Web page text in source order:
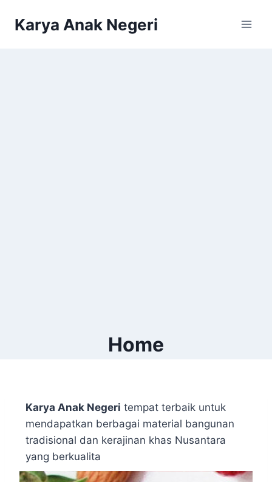
Karya Anak Negeri
Home
Karya Anak Negeri tempat terbaik untuk
mendapatkan berbagai material bangunan
tradisional dan kerajinan khas Nusantara
yang berkualita